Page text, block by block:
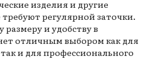
изделия и другие
регулярной заточки.
и удобству в
отличным выбором как для
и для профессионального